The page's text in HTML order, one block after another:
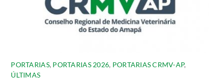
PORTARIAS, PORTARIAS 2026, PORTARIAS CRMV-AP,
ÚLTIMAS